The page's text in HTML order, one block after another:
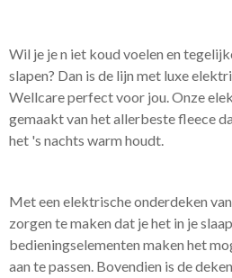
Wil je je n iet koud voelen en
slapen? Dan is de lijn met luxe
Wellcare perfect voor jou. Onze
gemaakt van het allerbeste fleece
het 's nachts warm houdt.
Met een elektrische onderdeken
zorgen te maken dat je het in je
bedieningselementen maken het
aan te passen. Bovendien is de